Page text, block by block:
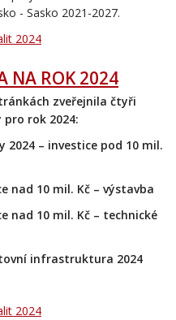
- Sasko 2021-2027.
2024
NA ROK 2024
zveřejnila čtyři
pro rok 2024:
2024 – investice pod 10 mil.
nad 10 mil. Kč – výstavba
nad 10 mil. Kč – technické
infrastruktura 2024
2024